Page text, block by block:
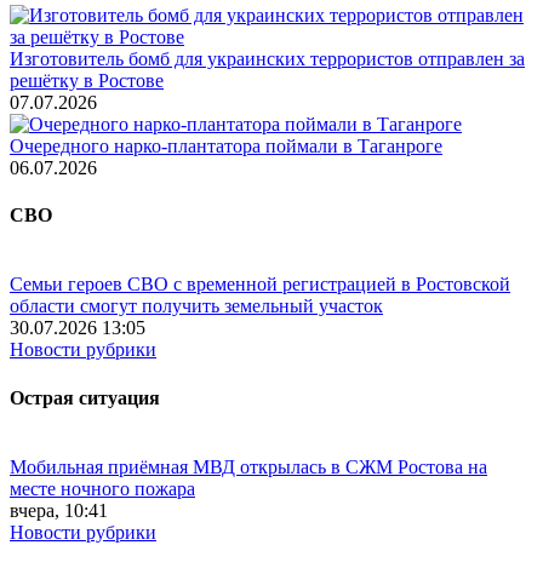
Изготовитель бомб для украинских террористов отправлен за
решётку в Ростове
07.07.2026
Очередного нарко-плантатора поймали в Таганроге
06.07.2026
СВО
Семьи героев СВО с временной регистрацией в Ростовской
области смогут получить земельный участок
30.07.2026 13:05
Новости рубрики
Острая ситуация
Мобильная приёмная МВД открылась в СЖМ Ростова на
месте ночного пожара
вчера, 10:41
Новости рубрики